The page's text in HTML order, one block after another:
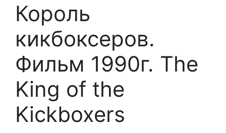
Король
кикбоксеров.
Фильм 1990г. The
King of the
Kickboxers